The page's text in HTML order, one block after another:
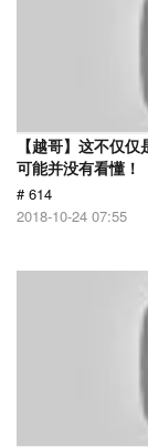
【越哥】这不仅
可能并没有看懂！
# 614
2018-10-24 07:55